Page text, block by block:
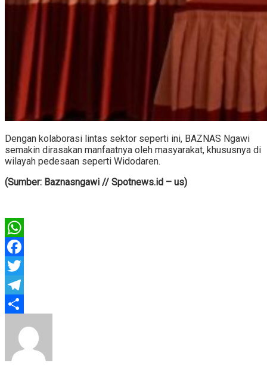
Dengan kolaborasi lintas sektor seperti ini, BAZNAS Ngawi
semakin dirasakan manfaatnya oleh masyarakat, khususnya di
wilayah pedesaan seperti Widodaren.
(Sumber: Baznasngawi // Spotnews.id – us)
WhatsApp
Facebook
Twitter
Telegram
Share